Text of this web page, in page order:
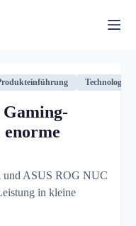
Technologie
enorme
ASUS ROG NUC
in kleine